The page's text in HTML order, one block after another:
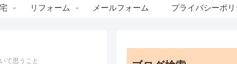
リフォーム メールフォーム プライバシーポリ
て思うこと